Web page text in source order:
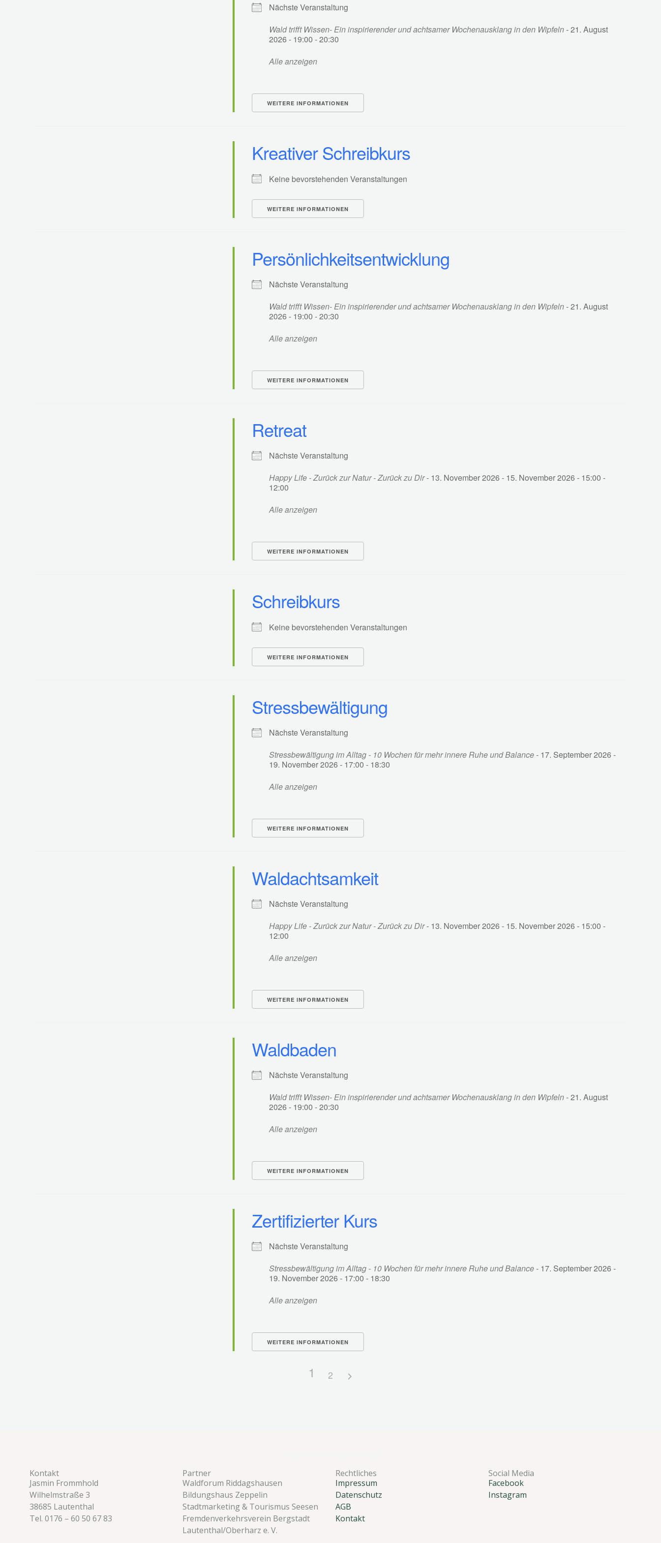
Nächste Veranstaltung
Wald trifft Wissen- Ein inspirierender und achtsamer Wochenausklang in den Wipfeln- 21. August
2026 - 19:00 - 20:30
Alle anzeigen
WEITERE INFORMATIONEN
Kreativer Schreibkurs
Keine bevorstehenden Veranstaltungen
WEITERE INFORMATIONEN
Persönlichkeitsentwicklung
Nächste Veranstaltung
Wald trifft Wissen- Ein inspirierender und achtsamer Wochenausklang in den Wipfeln- 21. August
2026 - 19:00 - 20:30
Alle anzeigen
WEITERE INFORMATIONEN
Retreat
Nächste Veranstaltung
Happy Life - Zurück zur Natur - Zurück zu Dir- 13. November 2026 - 15. November 2026 - 15:00 -
12:00
Alle anzeigen
WEITERE INFORMATIONEN
Schreibkurs
Keine bevorstehenden Veranstaltungen
WEITERE INFORMATIONEN
Stressbewältigung
Nächste Veranstaltung
Stressbewältigung im Alltag - 10 Wochen für mehr innere Ruhe und Balance- 17. September 2026 -
19. November 2026 - 17:00 - 18:30
Alle anzeigen
WEITERE INFORMATIONEN
Waldachtsamkeit
Nächste Veranstaltung
Happy Life - Zurück zur Natur - Zurück zu Dir- 13. November 2026 - 15. November 2026 - 15:00 -
12:00
Alle anzeigen
WEITERE INFORMATIONEN
Waldbaden
Nächste Veranstaltung
Wald trifft Wissen- Ein inspirierender und achtsamer Wochenausklang in den Wipfeln- 21. August
2026 - 19:00 - 20:30
Alle anzeigen
WEITERE INFORMATIONEN
Zertifizierter Kurs
Nächste Veranstaltung
Stressbewältigung im Alltag - 10 Wochen für mehr innere Ruhe und Balance- 17. September 2026 -
19. November 2026 - 17:00 - 18:30
Alle anzeigen
WEITERE INFORMATIONEN
1 2
Kontakt
Jasmin Frommhold
Wilhelmstraße 3
38685 Lautenthal
Tel. 0176 – 60 50 67 83
Partner
Waldforum Riddagshausen
Bildungshaus Zeppelin
Stadtmarketing & Tourismus Seesen
Fremdenverkehrsverein Bergstadt
Lautenthal/Oberharz e. V.
Rechtliches
Impressum
Datenschutz
AGB
Kontakt
Social Media
Facebook
Instagram